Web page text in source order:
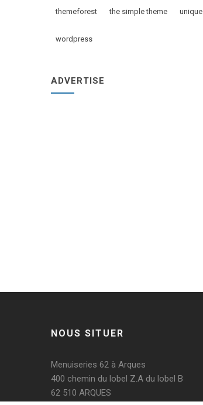
themeforest the simple theme unique
wordpress
ADVERTISE
NOUS SITUER
Menuiseries 62 à Arques
400 chemin du lobel Z.A du lobel B
62 510 ARQUES